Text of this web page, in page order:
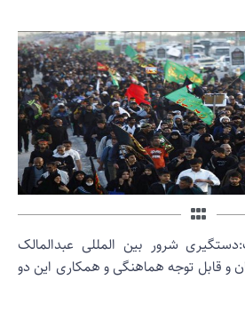
شرور بین المللی عبدالمالک
توجه هماهنگی و همکاری این دو